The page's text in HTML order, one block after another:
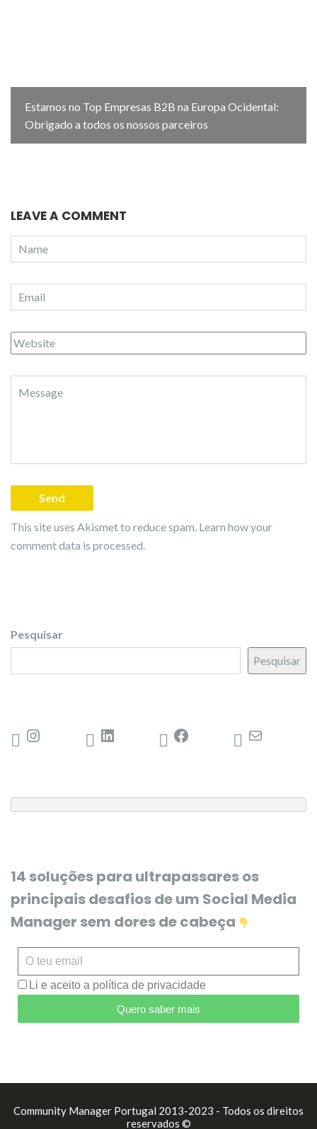
Estamos no Top Empresas B2B na Europa Ocidental:
Obrigado a todos os nossos parceiros
LEAVE A COMMENT
This site uses Akismet to reduce spam. Learn how your
comment data is processed.
Pesquisar
Pesquisar
14 soluções para ultrapassares os
principais desafios de um Social Media
Manager sem dores de cabeça
Li e aceito a política de privacidade
Quero saber mais
Community Manager Portugal 2013-2023 - Todos os direitos
reservados ©